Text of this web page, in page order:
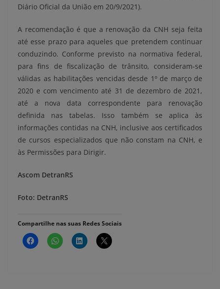
Diário Oficial da União em 20/9/2021).
A recomendação é que a renovação da CNH seja feita
até esse prazo para aqueles que pretendem continuar
conduzindo. Conforme previsto na normativa federal,
para fins de fiscalização de trânsito, consideram-se
válidas as habilitações vencidas desde 1º de março de
2020 e com vencimento até 31 de dezembro de 2021,
até a nova data correspondente para renovação
definida nas tabelas. Isso também se aplica às
informações contidas na CNH, inclusive aos certificados
de cursos especializados que não constam na CNH, e
às Permissões para Dirigir.
Ascom DetranRS
Foto: DetranRS
Compartilhe nas suas Redes Sociais